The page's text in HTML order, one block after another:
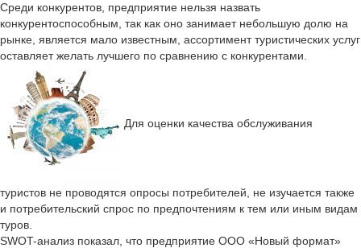
Среди конкурентов, предприятие нельзя назвать
конкурентоспособным, так как оно занимает небольшую долю на
рынке, является мало известным, ассортимент туристических услуг
оставляет желать лучшего по сравнению с конкурентами.
Для оценки качества обслуживания
туристов не проводятся опросы потребителей, не изучается также
и потребительский спрос по предпочтениям к тем или иным видам
туров.
SWOT-анализ показал, что предприятие ООО «Новый формат»